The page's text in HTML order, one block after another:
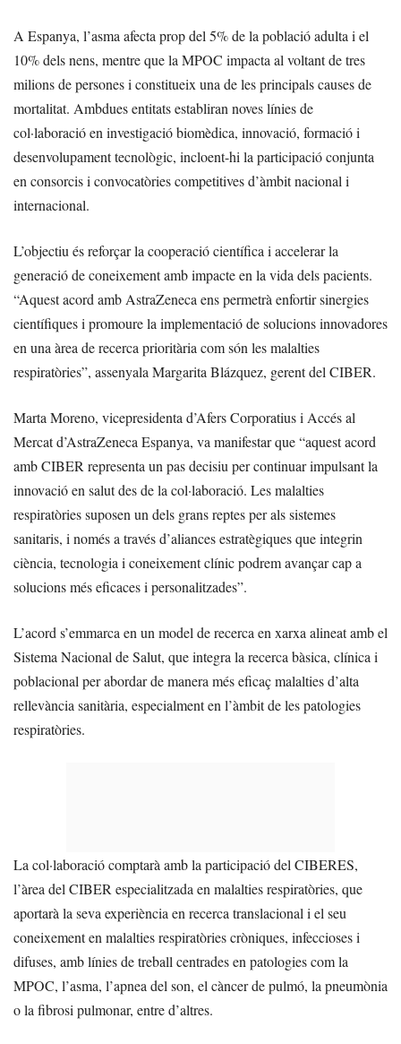
A Espanya, l’asma afecta prop del 5% de la població adulta i el
10% dels nens, mentre que la MPOC impacta al voltant de tres
milions de persones i constitueix una de les principals causes de
mortalitat. Ambdues entitats establiran noves línies de
col·laboració en investigació biomèdica, innovació, formació i
desenvolupament tecnològic, incloent-hi la participació conjunta
en consorcis i convocatòries competitives d’àmbit nacional i
internacional.
L’objectiu és reforçar la cooperació científica i accelerar la
generació de coneixement amb impacte en la vida dels pacients.
“Aquest acord amb AstraZeneca ens permetrà enfortir sinergies
científiques i promoure la implementació de solucions innovadores
en una àrea de recerca prioritària com són les malalties
respiratòries”, assenyala Margarita Blázquez, gerent del CIBER.
Marta Moreno, vicepresidenta d’Afers Corporatius i Accés al
Mercat d’AstraZeneca Espanya, va manifestar que “aquest acord
amb CIBER representa un pas decisiu per continuar impulsant la
innovació en salut des de la col·laboració. Les malalties
respiratòries suposen un dels grans reptes per als sistemes
sanitaris, i només a través d’aliances estratègiques que integrin
ciència, tecnologia i coneixement clínic podrem avançar cap a
solucions més eficaces i personalitzades”.
L’acord s’emmarca en un model de recerca en xarxa alineat amb el
Sistema Nacional de Salut, que integra la recerca bàsica, clínica i
poblacional per abordar de manera més eficaç malalties d’alta
rellevància sanitària, especialment en l’àmbit de les patologies
respiratòries.
La col·laboració comptarà amb la participació del CIBERES,
l’àrea del CIBER especialitzada en malalties respiratòries, que
aportarà la seva experiència en recerca translacional i el seu
coneixement en malalties respiratòries cròniques, infeccioses i
difuses, amb línies de treball centrades en patologies com la
MPOC, l’asma, l’apnea del son, el càncer de pulmó, la pneumònia
o la fibrosi pulmonar, entre d’altres.